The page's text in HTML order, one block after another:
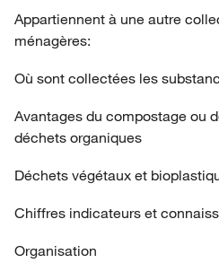
Appartiennent à une autre
ménagères:
Où sont collectées les
Avantages du compostage ou
déchets organiques
Déchets végétaux et
Chiffres indicateurs et
Organisation